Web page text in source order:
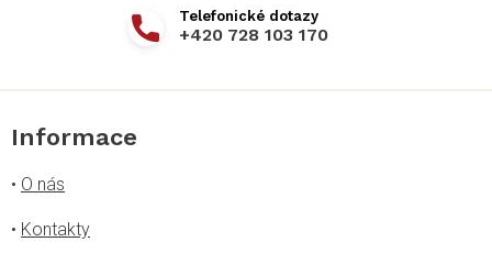
+420 728 103 170
Informace
• O nás
• Kontakty